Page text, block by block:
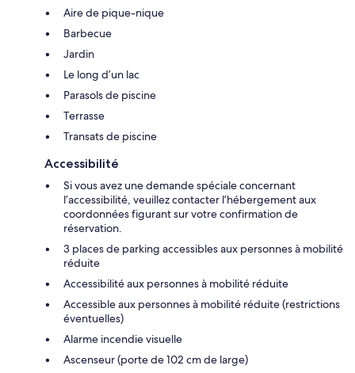
Aire de pique-nique
Barbecue
Jardin
Le long d’un lac
Parasols de piscine
Terrasse
Transats de piscine
Accessibilité
Si vous avez une demande spéciale concernant
l’accessibilité, veuillez contacter l’hébergement aux
coordonnées figurant sur votre confirmation de
réservation.
3 places de parking accessibles aux personnes à mobilité
réduite
Accessibilité aux personnes à mobilité réduite
Accessible aux personnes à mobilité réduite (restrictions
éventuelles)
Alarme incendie visuelle
Ascenseur (porte de 102 cm de large)